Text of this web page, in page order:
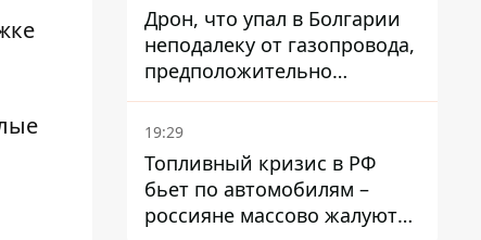
Дрон, что упал в Болгарии
неподалеку от газопровода,
предположительно
украинский - Минобороны
страны
19:29
Топливный кризис в РФ
бьет по автомобилям –
россияне массово жалуются